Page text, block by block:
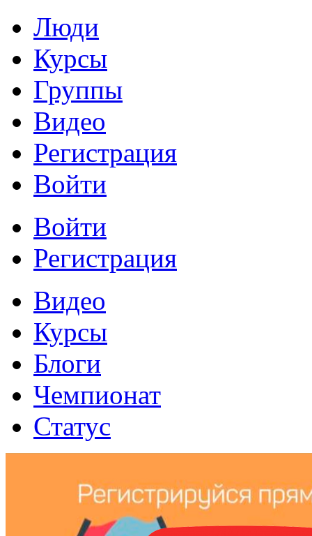
Люди
Курсы
Группы
Видео
Регистрация
Войти
Войти
Регистрация
Видео
Курсы
Блоги
Чемпионат
Статус